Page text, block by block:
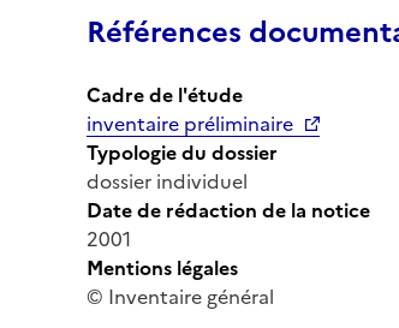
Références
Cadre de l'étude
inventaire préliminaire
Typologie du dossier
dossier individuel
Date de rédaction de la notice
2001
Mentions légales
© Inventaire général